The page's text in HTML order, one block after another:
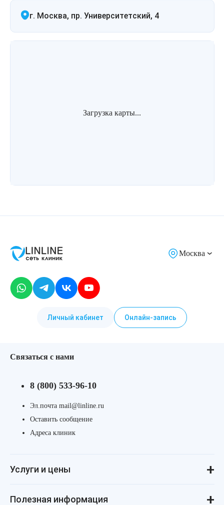
г. Москва, пр. Университетский, 4
Загрузка карты...
Москва
Личный кабинет Онлайн-запись
Связаться с нами
8 (800) 533-96-10
Эл.почта mail@linline.ru
Оставить сообщение
Адреса клиник
Услуги и цены
Консультации
Уход за лицом и телом
Лечение алопеции
ДНК-тестирование
Процедуры для детей
Полезная информация